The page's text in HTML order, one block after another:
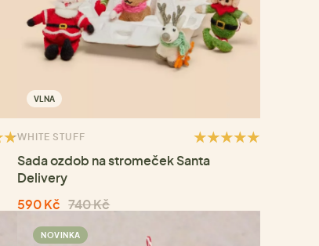
VLNA
WHITE STUFF
Sada ozdob na stromeček Santa
Delivery
590 Kč 740 Kč
NOVINKA